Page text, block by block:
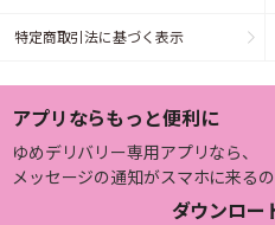
特定商取引法に基づく表示
アプリならもっと便利に
ゆめデリバリー専用アプリなら、
メッセージの通知がスマホに来るの
ダウンロー